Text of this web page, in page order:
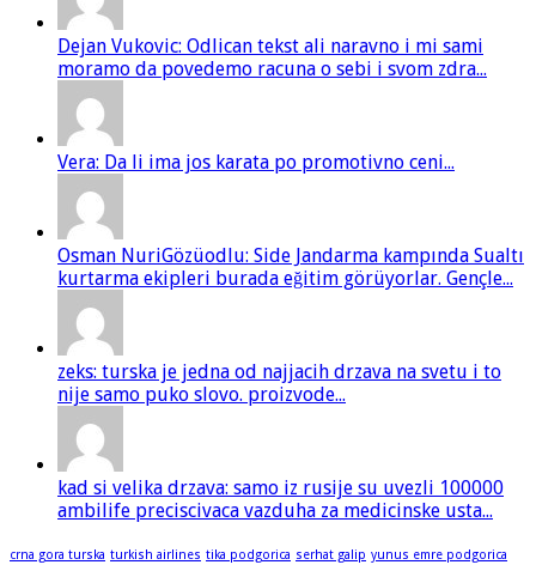
Dejan Vukovic: Odlican tekst ali naravno i mi sami
moramo da povedemo racuna o sebi i svom zdra...
Vera: Da li ima jos karata po promotivno ceni...
Osman NuriGözüodlu: Side Jandarma kampında Sualtı
kurtarma ekipleri burada eğitim görüyorlar. Gençle...
zeks: turska je jedna od najjacih drzava na svetu i to
nije samo puko slovo. proizvode...
kad si velika drzava: samo iz rusije su uvezli 100000
ambilife preciscivaca vazduha za medicinske usta...
crna gora turska turkish airlines tika podgorica serhat galip yunus emre podgorica